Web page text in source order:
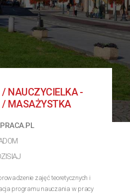
NAUCZYCIELKA -
MASAŻYSTKA
zajęć teoretycznych i
programu nauczania w pracy